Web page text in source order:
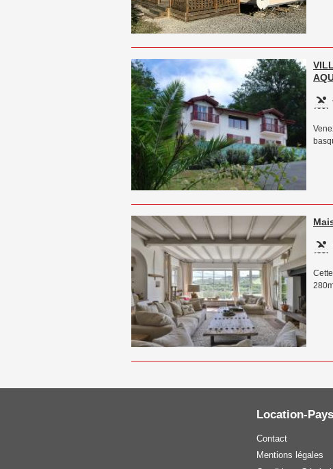
Location-
Contact
Mentions légales